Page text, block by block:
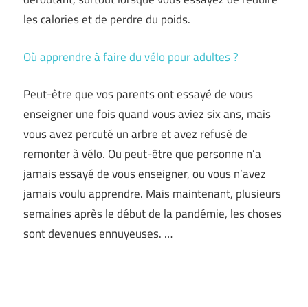
les calories et de perdre du poids.
Où apprendre à faire du vélo pour adultes ?
Peut-être que vos parents ont essayé de vous
enseigner une fois quand vous aviez six ans, mais
vous avez percuté un arbre et avez refusé de
remonter à vélo. Ou peut-être que personne n’a
jamais essayé de vous enseigner, ou vous n’avez
jamais voulu apprendre. Mais maintenant, plusieurs
semaines après le début de la pandémie, les choses
sont devenues ennuyeuses. …